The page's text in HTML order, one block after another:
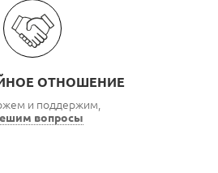
ОТНОШЕНИЕ
и поддержим,
вопросы